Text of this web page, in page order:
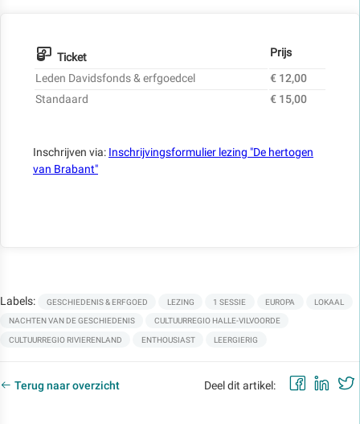
Ticket
Prijs
Leden Davidsfonds & erfgoedcel
€ 12,00
Standaard
€ 15,00
Inschrijven via: Inschrijvingsformulier lezing "De hertogen
van Brabant"
Labels: GESCHIEDENIS & ERFGOED LEZING 1 SESSIE EUROPA LOKAAL
NACHTEN VAN DE GESCHIEDENIS CULTUURREGIO HALLE-VILVOORDE
CULTUURREGIO RIVIERENLAND ENTHOUSIAST LEERGIERIG
Terug naar overzicht Deel dit artikel: